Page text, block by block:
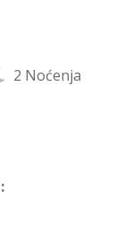
2 Noćenja